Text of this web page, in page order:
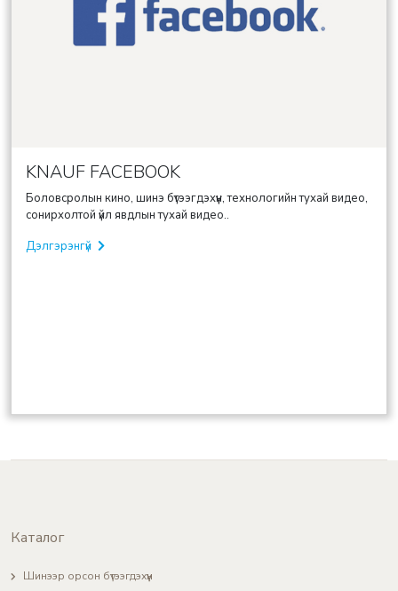
KNAUF FACEBOOK
Боловсролын кино, шинэ бүтээгдэхүүн, технологийн тухай видео,
сонирхолтой үйл явдлын тухай видео..
Дэлгэрэнгүй
Каталог
Шинээр орсон бүтээгдэхүүн